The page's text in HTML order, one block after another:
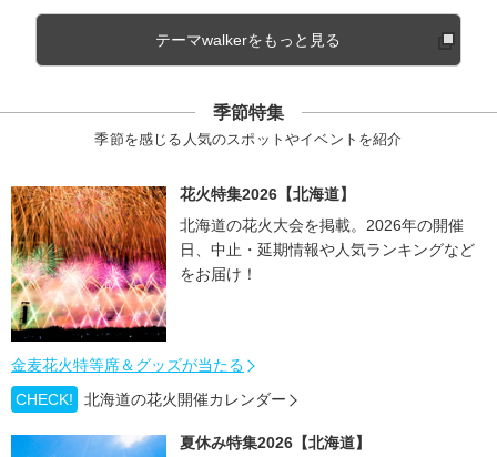
テーマwalkerをもっと見る
季節特集
季節を感じる人気のスポットやイベントを紹介
花火特集2026【北海道】
北海道の花火大会を掲載。2026年の開催
日、中止・延期情報や人気ランキングなど
をお届け！
金麦花火特等席＆グッズが当たる
CHECK!
北海道の花火開催カレンダー
夏休み特集2026【北海道】